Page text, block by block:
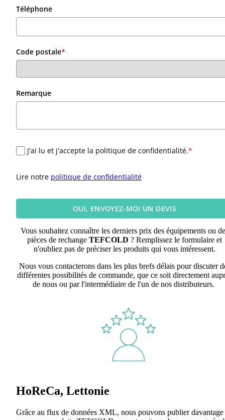
Téléphone
Code postale*
Remarque
J'ai lu et j'accepte la politique de confidentialité.*
Lire notre politique de confidentialité
OUI, ENVOYEZ-MOI UN DEVIS
Vous souhaitez connaître les derniers prix des équipements ou
pièces de rechange TEFCOLD ? Remplissez le formulaire et
n'oubliez pas de préciser les produits qui vous intéressent.
Nous vous contacterons dans les plus brefs délais pour discuter
différentes possibilités de commande, que ce soit directement
de nous ou par l'intermédiaire de l'un de nos distributeurs.
HoReCa, Lettonie
Grâce au flux de données XML, nous pouvons publier davantage